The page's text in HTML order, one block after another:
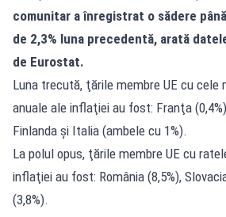
comunitar a înregistrat o sădere
de 2,3% luna precedentă, arată
de Eurostat.
Luna trecută, ţările membre UE cu cele
anuale ale inflaţiei au fost: Franţa
Finlanda şi Italia (ambele cu 1%).
La polul opus, ţările membre UE cu
inflaţiei au fost: România (8,5%),
(3,8%).